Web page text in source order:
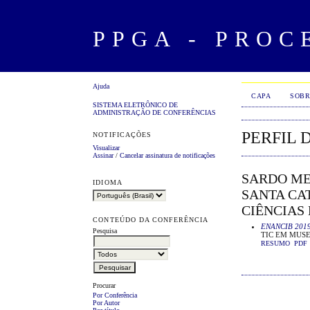
PPGA -
Ajuda
SISTEMA ELETRÔNICO DE
ADMINISTRAÇÃO DE CONFERÊNCIAS
NOTIFICAÇÕES
Visualizar
Assinar/Cancelar assinatura de notificações
IDIOMA
CONTEÚDO DA CONFERÊNCIA
Pesquisa
Procurar
Por Conferência
Por Autor
CAPA
PERFIL
SARDO
SANTA
CIÊNCIAS
ENANCIB
TIC EM
RESUMO PDF